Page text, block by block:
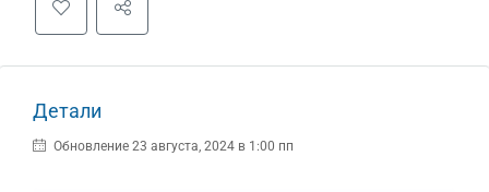
Детали
Обновление 23 августа, 2024 в 1:00 пп